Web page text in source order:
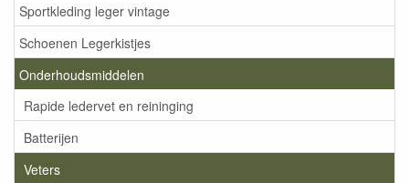
Sportkleding leger vintage
Schoenen Legerkistjes
Onderhoudsmiddelen
Rapide ledervet en reininging
Batterijen
Veters